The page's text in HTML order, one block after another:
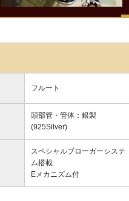
フルート
頭部管・管体：銀製
(925Silver)
スペシャルブローガーシステ
ム搭載
Eメカニズム付